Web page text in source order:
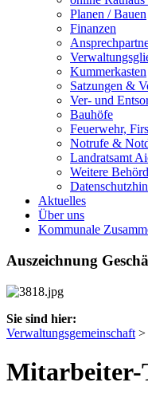
Planen / Bauen
Finanzen
Kummerkasten
Satzungen &
Ver- und
Bauhöfe
Feuerwehr,
Notrufe &
Landratsamt
Weitere
Aktuelles
Über uns
Kommunale
Auszeichnung
Sie sind hier:
Verwaltungsgemeinschaft >
Mitarbeiter-